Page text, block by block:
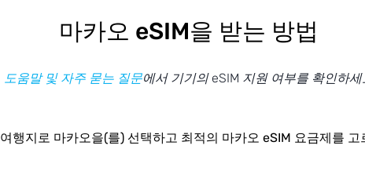
마카오 eSIM을 받는 방법
도움말 및 자주 묻는 질문에서 기기의 eSIM 지원 여부를 확인하세
여행지로 마카오을(를) 선택하고 최적의 마카오 eSIM 요금제를 고